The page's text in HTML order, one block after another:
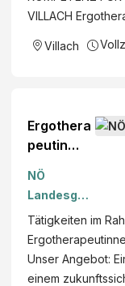
VILLACH
Villach
Ergothera
peutin
Ergothera
peut
NÖ
Landesges
undheitsag
entur
Tätigkeiten im
Unser Angebot:
einem